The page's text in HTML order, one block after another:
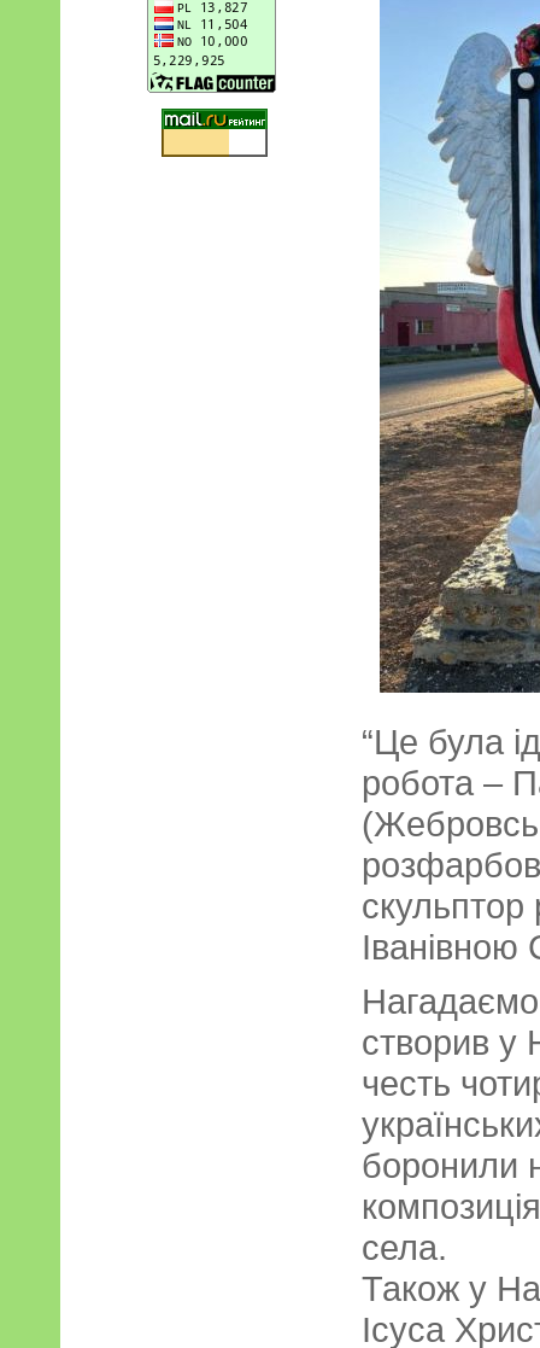
“Це була
робота –
Іванівною
створив у
честь
боронили
села.
Також у
Ісуса